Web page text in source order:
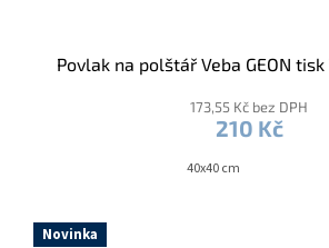
Povlak na polštář Veba GEON
173,55 Kč bez DPH
210 Kč
40x40 cm
Novinka